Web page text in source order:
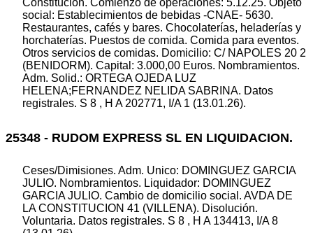
Constitución. Comienzo de operaciones: 5.12.25. Objeto
social: Establecimientos de bebidas -CNAE- 5630.
Restaurantes, cafés y bares. Chocolaterías, heladerías y
horchaterías. Puestos de comida. Comida para eventos.
Otros servicios de comidas. Domicilio: C/ NAPOLES 20 2
(BENIDORM). Capital: 3.000,00 Euros. Nombramientos.
Adm. Solid.: ORTEGA OJEDA LUZ
HELENA;FERNANDEZ NELIDA SABRINA. Datos
registrales. S 8 , H A 202771, I/A 1 (13.01.26).
25348 - RUDOM EXPRESS SL EN LIQUIDACION.
Ceses/Dimisiones. Adm. Unico: DOMINGUEZ GARCIA
JULIO. Nombramientos. Liquidador: DOMINGUEZ
GARCIA JULIO. Cambio de domicilio social. AVDA DE
LA CONSTITUCION 41 (VILLENA). Disolución.
Voluntaria. Datos registrales. S 8 , H A 134413, I/A 8